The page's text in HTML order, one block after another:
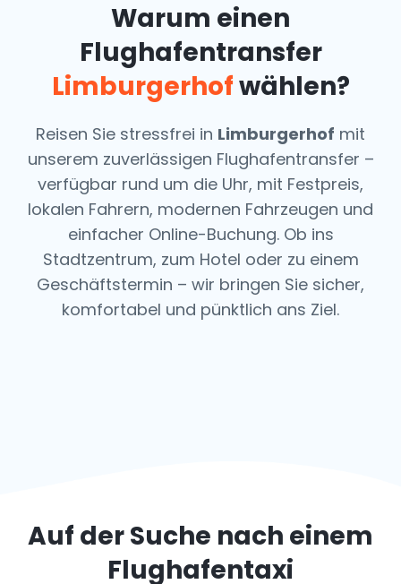
Warum einen
Flughafentransfer
Limburgerhofwählen?
Reisen Sie stressfrei in Limburgerhof mit
unserem zuverlässigen Flughafentransfer –
verfügbar rund um die Uhr, mit Festpreis,
lokalen Fahrern, modernen Fahrzeugen und
einfacher Online-Buchung. Ob ins
Stadtzentrum, zum Hotel oder zu einem
Geschäftstermin – wir bringen Sie sicher,
komfortabel und pünktlich ans Ziel.
Auf der Suche nach einem
Flughafentaxi